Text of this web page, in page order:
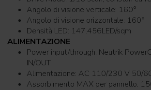
Angolo di visione verticale: 160°
Angolo di visione orizzontale: 160°
Densità LED: 147.456LED/sqm
ALIMENTAZIONE
Power input/through: Neutrik PowerCON TRUE
IN/OUT
Alimentazione: AC 110/230 V
Assorbimento MAX per pannello: